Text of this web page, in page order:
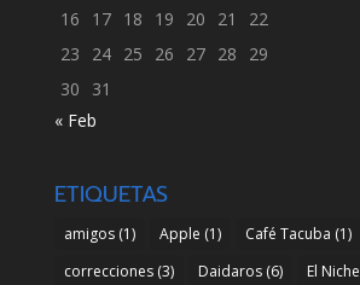
16
17 18 19 20 21
22
23
24 25 26 27 28
29
30
31
« Feb
ETIQUETAS
amigos(1) Apple (1) Café Tacuba (1)
correcciones(3) Daidaros(6) El Niche